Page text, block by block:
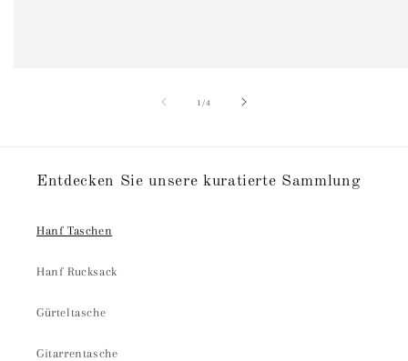
1 /von
4
Entdecken Sie unsere kuratierte Sammlung
Hanf Taschen
Hanf Rucksack
Gürteltasche
Gitarrentasche